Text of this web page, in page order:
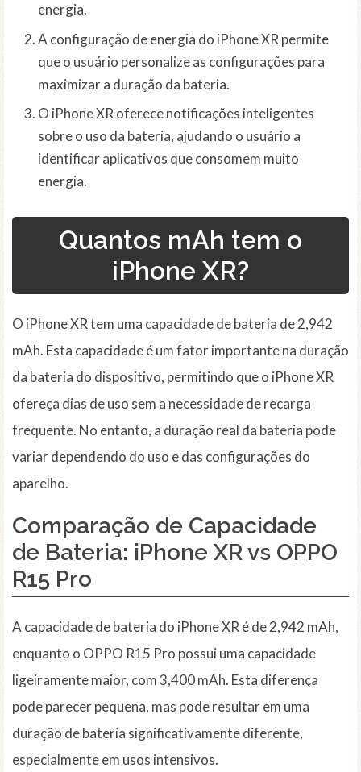
energia.
A configuração de energia do iPhone XR permite
que o usuário personalize as configurações para
maximizar a duração da bateria.
O iPhone XR oferece notificações inteligentes
sobre o uso da bateria, ajudando o usuário a
identificar aplicativos que consomem muito
energia.
Quantos mAh tem o
iPhone XR?
O iPhone XR tem uma capacidade de bateria de 2,942
mAh. Esta capacidade é um fator importante na duração
da bateria do dispositivo, permitindo que o iPhone XR
ofereça dias de uso sem a necessidade de recarga
frequente. No entanto, a duração real da bateria pode
variar dependendo do uso e das configurações do
aparelho.
Comparação de Capacidade
de Bateria: iPhone XR vs OPPO
R15 Pro
A capacidade de bateria do iPhone XR é de 2,942 mAh,
enquanto o OPPO R15 Pro possui uma capacidade
ligeiramente maior, com 3,400 mAh. Esta diferença
pode parecer pequena, mas pode resultar em uma
duração de bateria significativamente diferente,
especialmente em usos intensivos.